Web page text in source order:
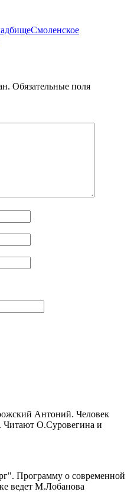
Смоленское
Обязательные поля
Антоний. Человек
Читают О.Суровегина и
Программу о современной
ведет М.Лобанова